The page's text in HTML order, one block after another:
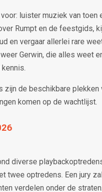
luister muziek van toen
Rumpt en de feestgids,
en vergaar allerlei rare
Gerwin, die alles weet
kennis.
zijn de beschikbare plekken
komen op de wachtlijst.
diverse
twee optredens. Een jury
verdelen onder de straten.